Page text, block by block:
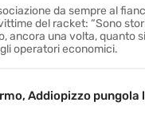
da sempre al
del racket: “Sono
ancora una volta, quanto
operatori economici.
Addiopizzo pungola